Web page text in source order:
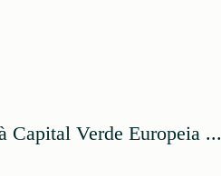
Capital Verde Europeia ...